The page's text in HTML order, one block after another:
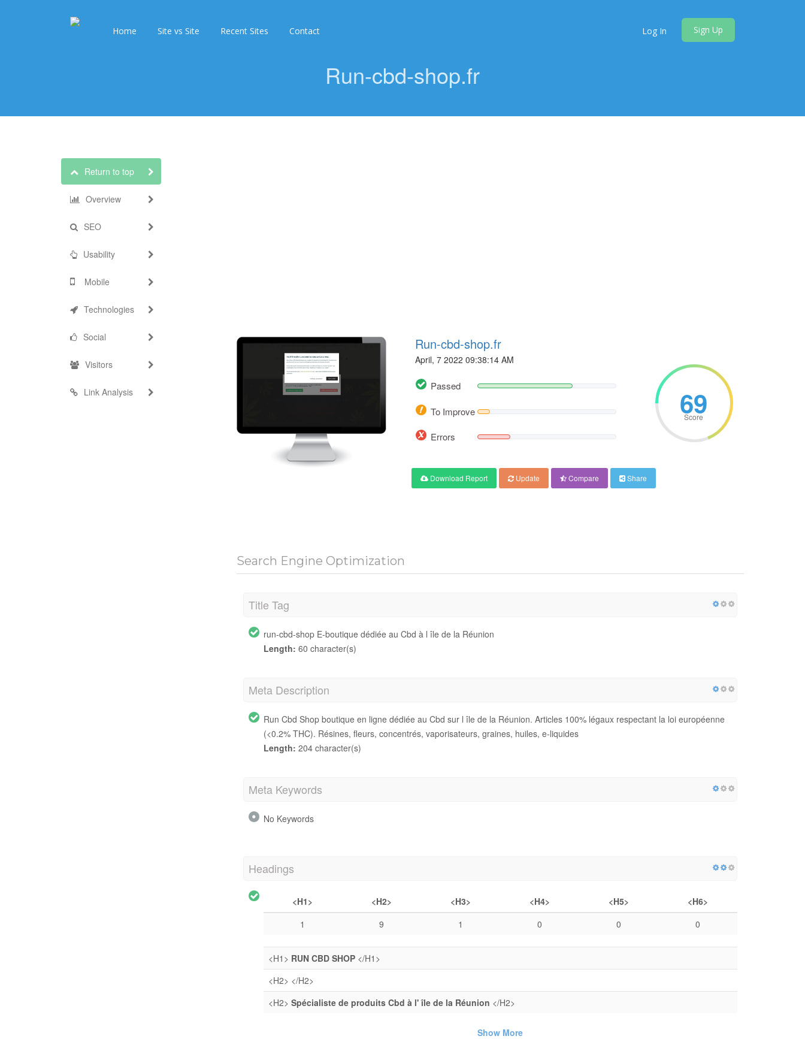
Home Site vs Site Recent Sites Contact Log In Sign Up
Run-cbd-shop.fr
Return to top
Overview
SEO
Usability
Mobile
Technologies
Social
Visitors
Link Analysis
Run-cbd-shop.fr
April, 7 2022 09:38:14 AM
Passed
To Improve
Errors
69
Score
Download Report Update Compare Share
Search Engine Optimization
Title Tag
run-cbd-shop E-boutique dédiée au Cbd à l île de la Réunion
Length: 60 character(s)
Meta Description
Run Cbd Shop boutique en ligne dédiée au Cbd sur l île de la Réunion. Articles 100% légaux respectant la loi européenne
(<0.2% THC). Résines, fleurs, concentrés, vaporisateurs, graines, huiles, e-liquides
Length: 204 character(s)
Meta Keywords
No Keywords
Headings
<H1> <H2> <H3> <H4> <H5>
<H6>
1
9 1 0 0 0
<H1> RUN CBD SHOP</H1>
<H2> </H2>
<H2> Spécialiste de produits Cbd à l' île de la Réunion </H2>
Show More